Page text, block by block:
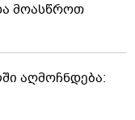
მოასწროთ
აღმოჩნდება: